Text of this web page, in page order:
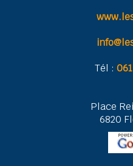
Tél :
Place
6820